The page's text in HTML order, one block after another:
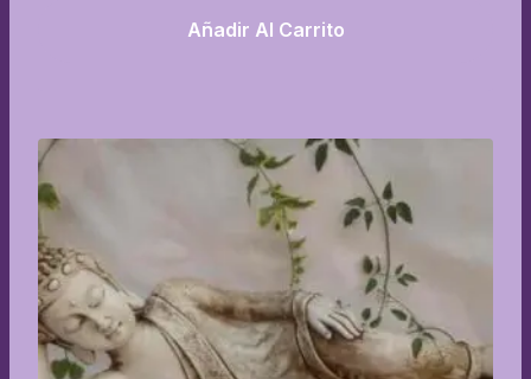
Añadir Al Carrito